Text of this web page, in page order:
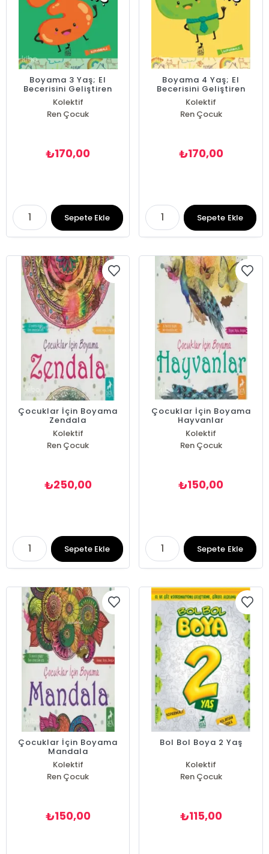
Boyama 3 Yaş; El
Becerisini Geliştiren
Kitap
Kolektif
Ren Çocuk
₺170,00
Sepete Ekle
Boyama 4 Yaş; El
Becerisini Geliştiren
Kitap
Kolektif
Ren Çocuk
₺170,00
Sepete Ekle
Çocuklar İçin Boyama
Zendala
Kolektif
Ren Çocuk
₺250,00
Sepete Ekle
Çocuklar İçin Boyama
Hayvanlar
Kolektif
Ren Çocuk
₺150,00
Sepete Ekle
Çocuklar İçin Boyama
Mandala
Kolektif
Ren Çocuk
₺150,00
Bol Bol Boya 2 Yaş
Kolektif
Ren Çocuk
₺115,00